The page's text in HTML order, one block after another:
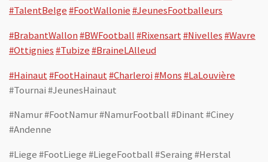
#TalentBelge#FootWallonie#JeunesFootballeurs
#BrabantWallon#BWFootball#Rixensart#Nivelles#Wavre
#Ottignies#Tubize#BraineLAlleud
#Hainaut#FootHainaut#Charleroi#Mons#LaLouvière
#Tournai #JeunesHainaut
#Namur #FootNamur #NamurFootball #Dinant #Ciney
#Andenne
#Liege #FootLiege #LiegeFootball #Seraing #Herstal